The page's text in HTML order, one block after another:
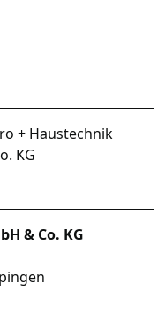
+ Haustechnik
KG
& Co. KG